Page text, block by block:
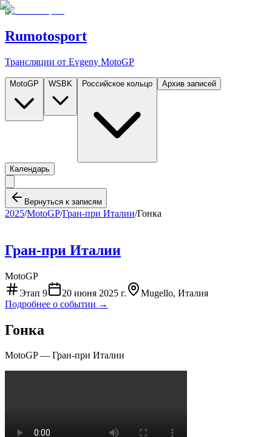
Rumotosport
Трансляции от Evgeny MotoGP
MotoGP WSBK Российское кольцо Архив записей
Календарь
Вернуться к записям
2025/MotoGP/Гран-при Италии/Гонка
Гран-при Италии
MotoGP
Этап 9 20 июня 2025 г.
Mugello, Италия
Подробнее о событии →
Гонка
MotoGP— Гран-при Италии